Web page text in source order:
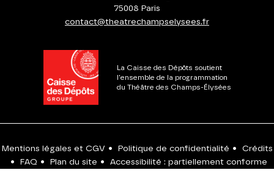
75008 Paris
contact@theatrechampselysees.fr
La Caisse des Dépôts soutient
l'ensemble de la programmation
du Théâtre des Champs-Élysées
Mentions légales et CGV • Politique de confidentialité •
Crédits
•
FAQ • Plan du site • Accessibilité : partiellement conforme